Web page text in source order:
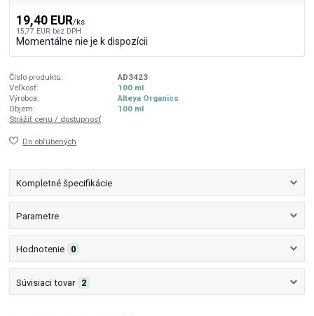
19,40 EUR/ks
15,77 EUR bez DPH
Momentálne nie je k dispozícii
Číslo produktu:
AD3423
Veľkosť:
100 ml
Výrobca:
Alteya Organics
Objem:
100 ml
Strážiť cenu / dostupnosť
Do obľúbených
Kompletné špecifikácie
Parametre
Hodnotenie 0
Súvisiaci tovar 2